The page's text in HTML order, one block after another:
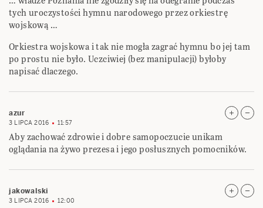
tych uroczystości hymnu narodowego przez orkiestrę
wojskową …
Orkiestra wojskowa i tak nie mogła zagrać hymnu bo jej tam
po prostu nie było. Uczciwiej (bez manipulacji) byłoby
napisać dlaczego.
azur
3 LIPCA 2016 11:57
Aby zachować zdrowie i dobre samopoczucie unikam
oglądania na żywo prezesa i jego posłusznych pomocników.
jakowalski
3 LIPCA 2016 12:00